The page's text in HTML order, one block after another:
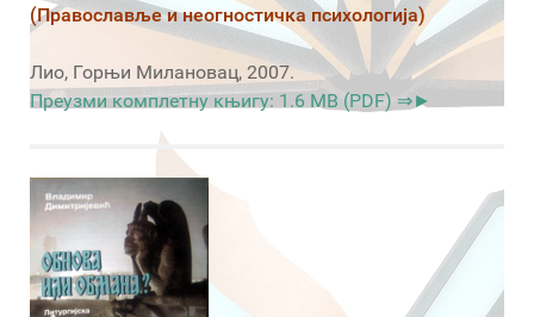
(Православље и неогностичка психологија)
Лио, Горњи Милановац, 2007.
Преузми комплетну књигу: 1.6 MB (PDF) ⇒►